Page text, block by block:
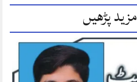
مزید پڑھیں